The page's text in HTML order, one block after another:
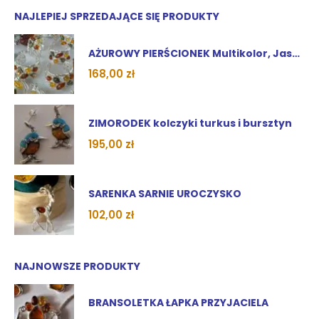
NAJLEPIEJ SPRZEDAJĄCE SIĘ PRODUKTY
AŻUROWY PIERŚCIONEK Multikolor, Jasny, Koniak, Wiśnia
168,00 zł
ZIMORODEK kolczyki turkus i bursztyn
195,00 zł
SARENKA SARNIE UROCZYSKO
102,00 zł
NAJNOWSZE PRODUKTY
BRANSOLETKA ŁAPKA PRZYJACIELA